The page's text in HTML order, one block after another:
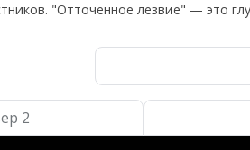
"Отточенное лезвие" — это
2